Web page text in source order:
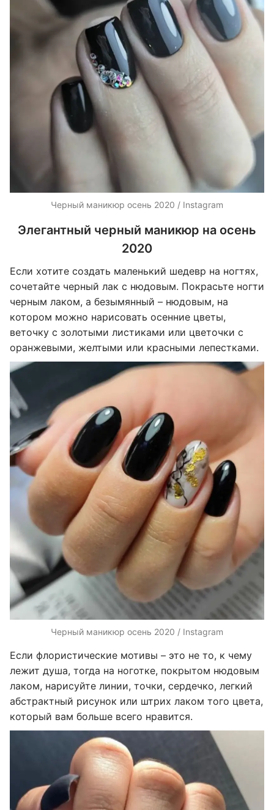
Черный маникюр осень 2020 / Instagram
Элегантный черный маникюр на осень
2020
Если хотите создать маленький шедевр на ногтях,
сочетайте черный лак с нюдовым. Покрасьте ногти
черным лаком, а безымянный – нюдовым, на
котором можно нарисовать осенние цветы,
веточку с золотыми листиками или цветочки с
оранжевыми, желтыми или красными лепестками.
Черный маникюр осень 2020 / Instagram
Если флористические мотивы – это не то, к чему
лежит душа, тогда на ноготке, покрытом нюдовым
лаком, нарисуйте линии, точки, сердечко, легкий
абстрактный рисунок или штрих лаком того цвета,
который вам больше всего нравится.